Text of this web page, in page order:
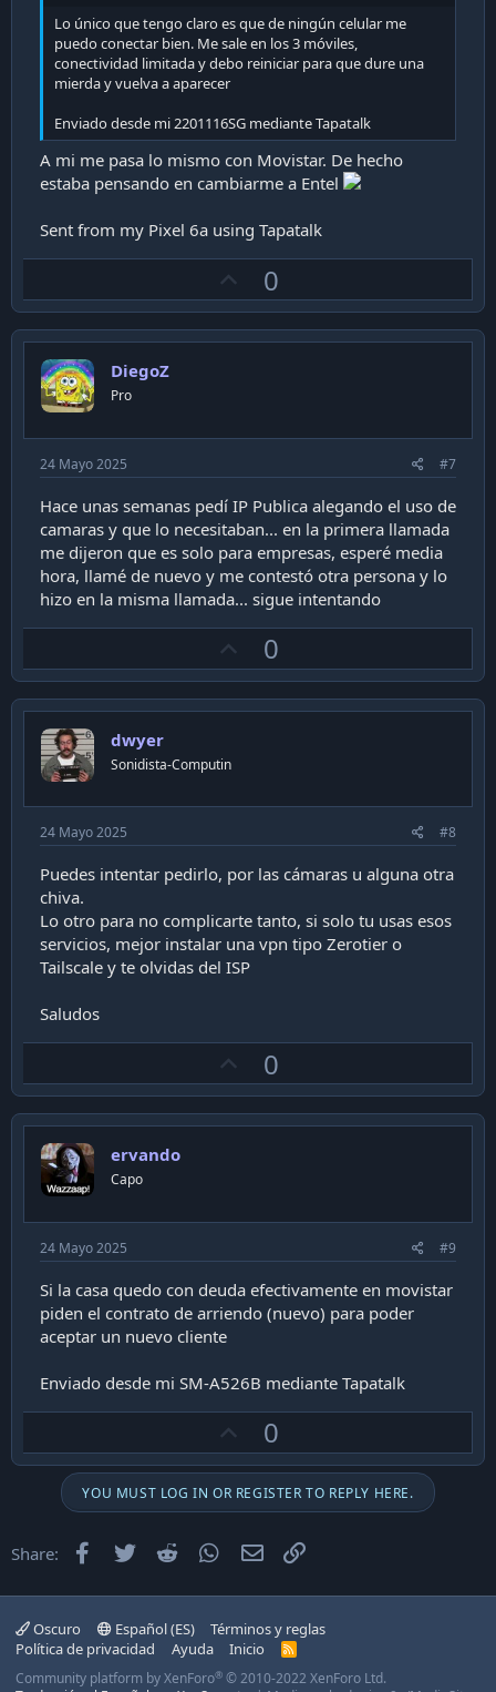
Lo único que tengo claro es que de ningún celular me
puedo conectar bien. Me sale en los 3 móviles,
conectividad limitada y debo reiniciar para que dure una
mierda y vuelva a aparecer
Enviado desde mi 2201116SG mediante Tapatalk
A mi me pasa lo mismo con Movistar. De hecho
estaba pensando en cambiarme a Entel
Sent from my Pixel 6a using Tapatalk
p
v
0
DiegoZ
Pro
24 Mayo 2025 #7
Hace unas semanas pedí IP Publica alegando el uso de
camaras y que lo necesitaban... en la primera llamada
me dijeron que es solo para empresas, esperé media
hora, llamé de nuevo y me contestó otra persona y lo
hizo en la misma llamada... sigue intentando
p
v
0
dwyer
Sonidista-Computin
24 Mayo 2025 #8
Puedes intentar pedirlo, por las cámaras u alguna otra
chiva.
Lo otro para no complicarte tanto, si solo tu usas esos
servicios, mejor instalar una vpn tipo Zerotier o
Tailscale y te olvidas del ISP
Saludos
p
v
0
ervando
Capo
24 Mayo 2025 #9
Si la casa quedo con deuda efectivamente en movistar
piden el contrato de arriendo (nuevo) para poder
aceptar un nuevo cliente
Enviado desde mi SM-A526B mediante Tapatalk
p
v
o
t
e
0
YOU MUST LOG IN OR REGISTER TO REPLY HERE.
Share: Facebook
Twitter Reddit WhatsApp
Email
Oscuro Español (ES)
Términos y reglas
Política de privacidad
Ayuda Inicio
R
S
Community platform by XenForo® © 2010-2022 XenForo Ltd.